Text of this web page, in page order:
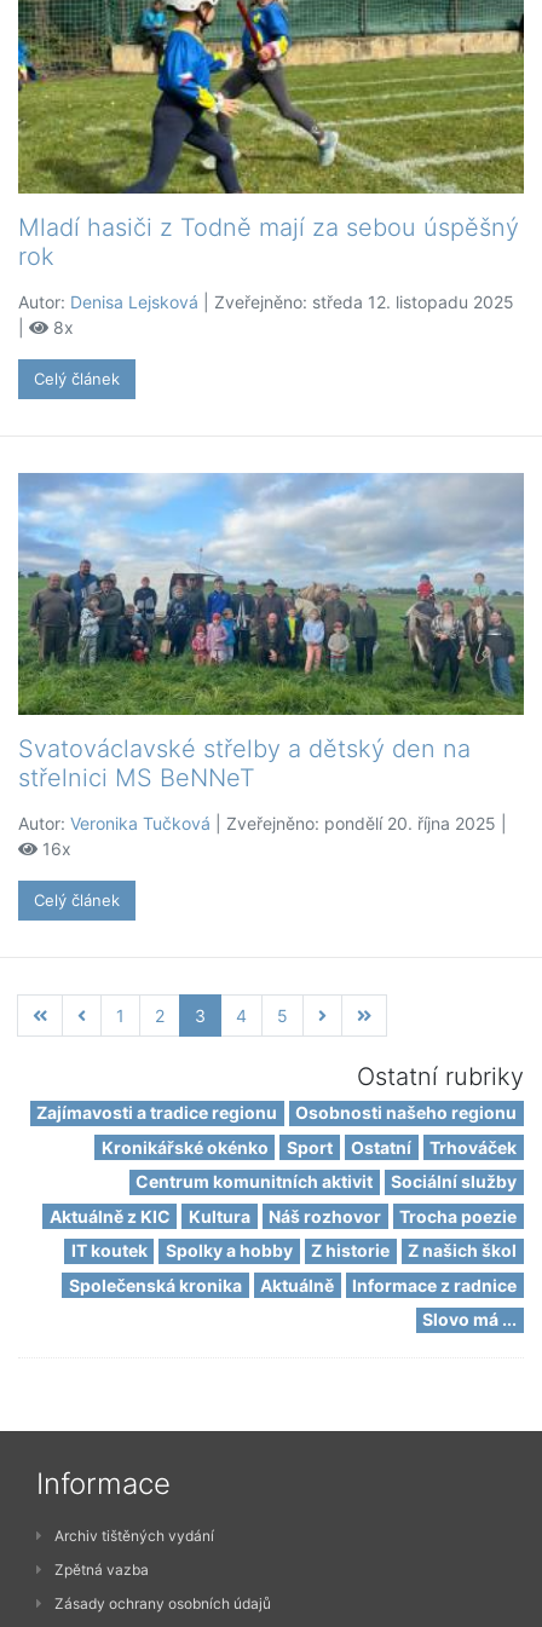
Mladí hasiči z Todně mají za sebou úspěšný
rok
Autor: Denisa Lejsková | Zveřejněno: středa 12. listopadu 2025
8x
Celý článek
Svatováclavské střelby a dětský den na
střelnici MS BeNNeT
Autor: Veronika Tučková | Zveřejněno: pondělí 20. října 2025 |
16x
Celý článek
1 2 3 4 5
Ostatní rubriky
Zajímavosti a tradice regionu
Osobnosti našeho regionu
Kronikářské okénko
Sport Ostatní
Trhováček
Centrum komunitních aktivit
Sociální služby
Aktuálně z KIC
Kultura Náš rozhovor
Trocha poezie
IT koutek
Spolky a hobby Z historie
Z našich škol
Společenská kronika
Aktuálně
Informace z radnice
Slovo má ...
Informace
Archiv tištěných vydání
Zpětná vazba
Zásady ochrany osobních údajů